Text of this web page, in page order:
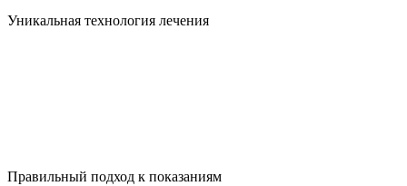
Уникальная технология лечения
Правильный подход к показаниям